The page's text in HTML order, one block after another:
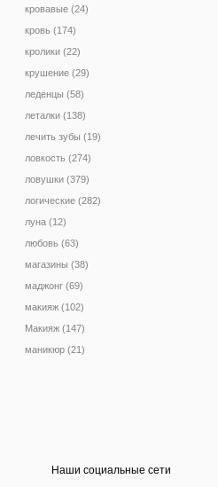
кровавые (24)
кровь (174)
кролики (22)
крушение (29)
леденцы (58)
леталки (138)
лечить зубы (19)
ловкость (274)
ловушки (379)
логические (282)
луна (12)
любовь (63)
магазины (38)
маджонг (69)
макияж (102)
Макияж (147)
маникюр (21)
Наши социальные сети